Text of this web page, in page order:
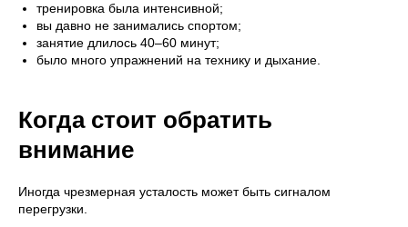
тренировка была интенсивной;
вы давно не занимались спортом;
занятие длилось 40–60 минут;
было много упражнений на технику и дыхание.
Когда стоит обратить
внимание
Иногда чрезмерная усталость может быть сигналом
перегрузки.